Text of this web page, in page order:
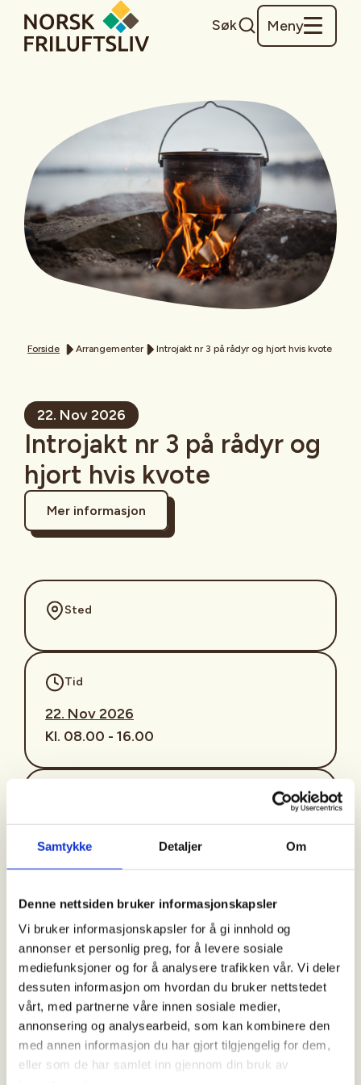
Samtykke Detaljer Om
Denne nettsiden bruker informasjonskapsler
Vi bruker informasjonskapsler for å gi innhold og
annonser et personlig preg, for å levere sosiale
mediefunksjoner og for å analysere trafikken vår. Vi deler
dessuten informasjon om hvordan du bruker nettstedet
vårt, med partnerne våre innen sosiale medier,
annonsering og analysearbeid, som kan kombinere den
med annen informasjon du har gjort tilgjengelig for dem,
eller som de har samlet inn gjennom din bruk av
Søk Meny
Forside Arrangementer Introjakt nr 3 på rådyr og hjort hvis kvote
22. Nov 2026
Introjakt nr 3 på rådyr og
hjort hvis kvote
Mer informasjon
Sted
Tid
22. Nov 2026
Kl. 08.00 - 16.00
Bamble Jeger- og Fiskerlag
https://90200294
jonivar@bjfl.no
3 plasser for introjegere pr søndagsom vil få
veiledning under jakten. Er du medlem i Bjfl bruk
Rabattkoden BJFLFELLES , da er jakta selvsagt
gratis. njff medlemer 250 kr og ikke medlem 500 kr.